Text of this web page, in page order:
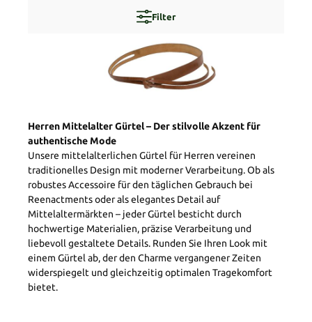
Filter
Herren Mittelalter Gürtel – Der stilvolle Akzent für
authentische Mode
Unsere mittelalterlichen Gürtel für Herren vereinen
traditionelles Design mit moderner Verarbeitung. Ob als
robustes Accessoire für den täglichen Gebrauch bei
Reenactments oder als elegantes Detail auf
Mittelaltermärkten – jeder Gürtel besticht durch
hochwertige Materialien, präzise Verarbeitung und
liebevoll gestaltete Details. Runden Sie Ihren Look mit
einem Gürtel ab, der den Charme vergangener Zeiten
widerspiegelt und gleichzeitig optimalen Tragekomfort
bietet.